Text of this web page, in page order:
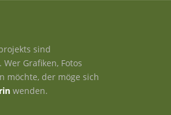
sind
Grafiken, Fotos
möchte, der möge sich
wenden.